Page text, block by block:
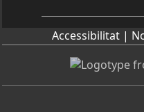
Accessibilitat |